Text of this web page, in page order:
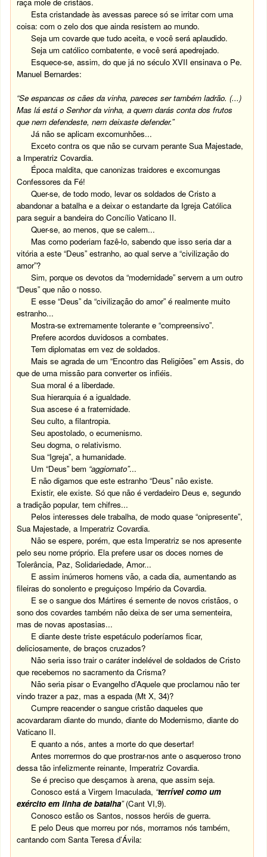
Esta cristandade às avessas parece só se irritar com uma
coisa: com o zelo dos que ainda resistem ao mundo.
Seja um covarde que tudo aceita, e você será aplaudido.
Seja um católico combatente, e você será apedrejado.
Esquece-se, assim, do que já no século XVII ensinava o Pe.
Manuel Bernardes:
“Se espancas os cães da vinha, pareces ser também ladrão. (...)
Mas lá está o Senhor da vinha, a quem darás conta dos frutos
que nem defendeste, nem deixaste defender.”
Já não se aplicam excomunhões...
Exceto contra os que não se curvam perante Sua Majestade,
a Imperatriz Covardia.
Época maldita, que canonizas traidores e excomungas
Confessores da Fé!
Quer-se, de todo modo, levar os soldados de Cristo a
abandonar a batalha e a deixar o estandarte da Igreja Católica
para seguir a bandeira do Concílio Vaticano II.
Quer-se, ao menos, que se calem...
Mas como poderiam fazê-lo, sabendo que isso seria dar a
vitória a este “Deus” estranho, ao qual serve a “civilização do
amor”?
Sim, porque os devotos da “modernidade” servem a um outro
“Deus” que não o nosso.
E esse “Deus” da “civilização do amor” é realmente muito
estranho...
Mostra-se extremamente tolerante e “compreensivo”.
Prefere acordos duvidosos a combates.
Tem diplomatas em vez de soldados.
Mais se agrada de um “Encontro das Religiões” em Assis, do
que de uma missão para converter os infiéis.
Sua moral é a liberdade.
Sua hierarquia é a igualdade.
Sua ascese é a fraternidade.
Seu culto, a filantropia.
Seu apostolado, o ecumenismo.
Seu dogma, o relativismo.
Sua “Igreja”, a humanidade.
Um “Deus” bem “aggiornato”...
E não digamos que este estranho “Deus” não existe.
Existir, ele existe. Só que não é verdadeiro Deus e, segundo
a tradição popular, tem chifres...
Pelos interesses dele trabalha, de modo quase “onipresente”,
Sua Majestade, a Imperatriz Covardia.
Não se espere, porém, que esta Imperatriz se nos apresente
pelo seu nome próprio. Ela prefere usar os doces nomes de
Tolerância, Paz, Solidariedade, Amor...
E assim inúmeros homens vão, a cada dia, aumentando as
fileiras do sonolento e preguiçoso Império da Covardia.
E se o sangue dos Mártires é semente de novos cristãos, o
sono dos covardes também não deixa de ser uma sementeira,
mas de novas apostasias...
E diante deste triste espetáculo poderíamos ficar,
deliciosamente, de braços cruzados?
Não seria isso trair o caráter indelével de soldados de Cristo
que recebemos no sacramento da Crisma?
Não seria pisar o Evangelho d’Aquele que proclamou não ter
vindo trazer a paz, mas a espada (Mt X, 34)?
Cumpre reacender o sangue cristão daqueles que
acovardaram diante do mundo, diante do Modernismo, diante do
Vaticano II.
E quanto a nós, antes a morte do que desertar!
Antes morrermos do que prostrar-nos ante o asqueroso trono
dessa tão infelizmente reinante, Imperatriz Covardia.
Se é preciso que desçamos à arena, que assim seja.
Conosco está a Virgem Imaculada, “terrível como um
exército em linha de batalha”(Cant VI,9).
Conosco estão os Santos, nossos heróis de guerra.
E pelo Deus que morreu por nós, morramos nós também,
cantando com Santa Teresa d’Ávila: